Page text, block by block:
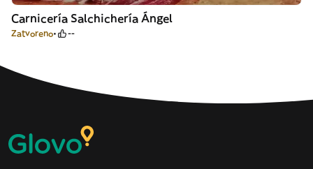
Carnicería Salchichería Ángel
Zatvoreno --